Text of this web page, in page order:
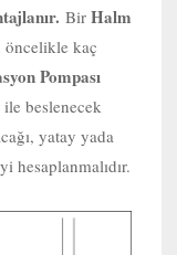
Bir Halm
öncelikle kaç
Pompası
beslenecek
yatay yada
hesaplanmalıdır.